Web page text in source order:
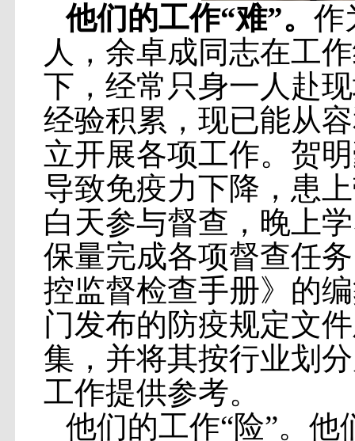
他们的工作“难”。 作
人，余卓成同志在工
下，经常只身一人赴
经验积累，现已能从
立开展各项工作。贺
导致免疫力下降，患
白天参与督查，晚上
保量完成各项督查任
控监督检查手册》的
门发布的防疫规定文
集，并将其按行业划
工作提供参考。
他们的工作“险”。